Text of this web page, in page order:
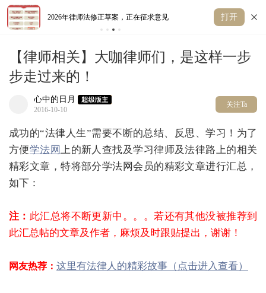
2026年律师法修正草案，正在征求意见 丢
打开
【律师相关】大咖律师们，是这样一步
步走过来的！
心中的日月
2016-10-10
关注Ta
成功的“法律人生”需要不断的总结、反思、学习！为了
方便学法网上的新人查找及学习律师及法律路上的相关
精彩文章，特将部分学法网会员的精彩文章进行汇总，
如下：
注： 此汇总将不断更新中。。。若还有其他没被推荐到
此汇总帖的文章及作者，麻烦及时跟贴提出，谢谢！
网友热荐： 这里有法律人的精彩故事（点击进入查看）